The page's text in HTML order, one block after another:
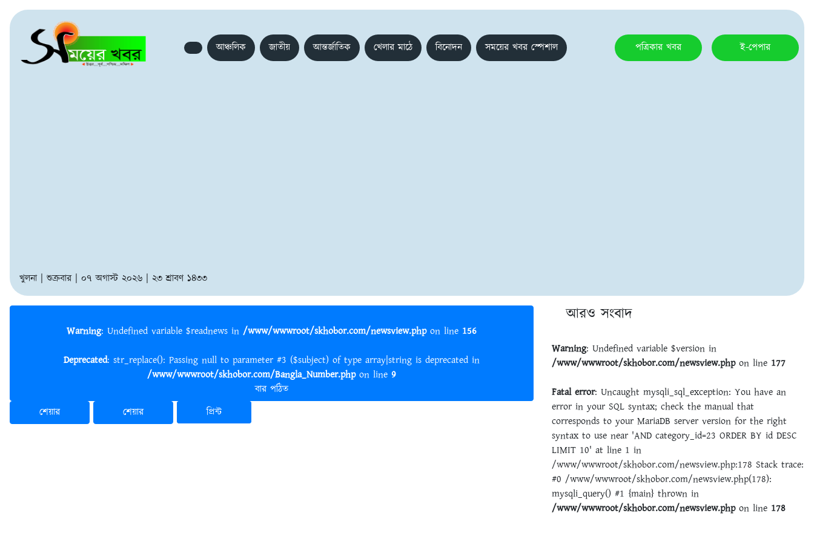
আঞ্চলিক জাতীয় আন্তর্জাতিক খেলার মাঠে বিনোদন সময়ের খবর স্পেশাল পত্রিকার খবর ই-পেপার
খুলনা | শুক্রবার | ০৭ অগাস্ট ২০২৬ | ২৩ শ্রাবণ ১৪৩৩
Warning : Undefined variable $readnews in /www/wwwroot/skhobor.com/newsview.phpon line 156
Deprecated : str_replace(): Passing null to parameter #3 ($subject) of type array|string is deprecated in
/www/wwwroot/skhobor.com/Bangla_Number.phpon line 9
বার পঠিত
শেয়ার
শেয়ার প্রিন্ট
আরও সংবাদ
Warning: Undefined variable $version in
/www/wwwroot/skhobor.com/newsview.phpon line 177
Fatal error: Uncaught mysqli_sql_exception: You have an
error in your SQL syntax; check the manual that
corresponds to your MariaDB server version for the right
syntax to use near 'AND category_id=23 ORDER BY id DESC
LIMIT 10' at line 1 in
/www/wwwroot/skhobor.com/newsview.php:178 Stack trace:
#0 /www/wwwroot/skhobor.com/newsview.php(178):
mysqli_query() #1 {main} thrown in
/www/wwwroot/skhobor.com/newsview.phpon line 178